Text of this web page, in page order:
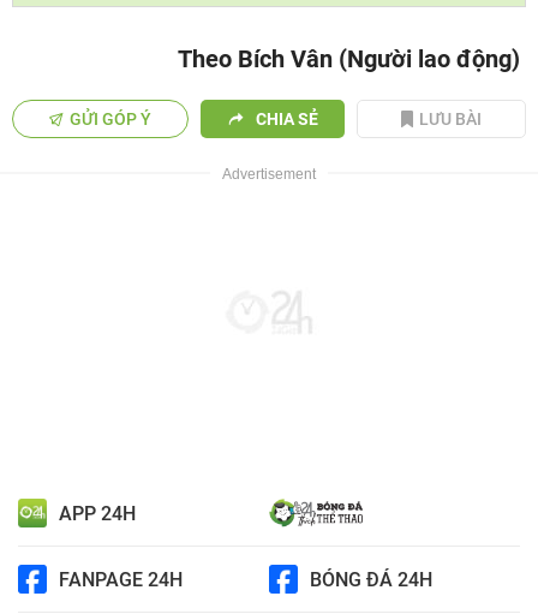
Theo Bích Vân (Người lao động)
GỬI GÓP Ý CHIA SẺ LƯU BÀI
APP 24H
FANPAGE 24H BÓNG ĐÁ 24H